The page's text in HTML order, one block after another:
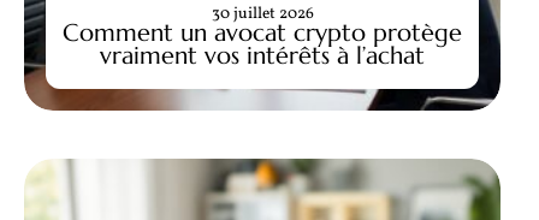
Comment un avocat crypto protège
vraiment vos intérêts à l’achat
30 juillet 2026